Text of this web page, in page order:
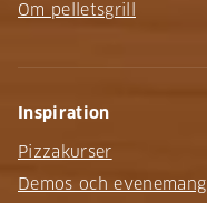
Om pelletsgrill
Inspiration
Pizzakurser
Demos och evenemang